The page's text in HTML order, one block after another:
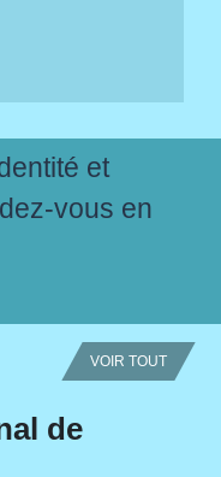
et
vous en
VOIR TOUT
de